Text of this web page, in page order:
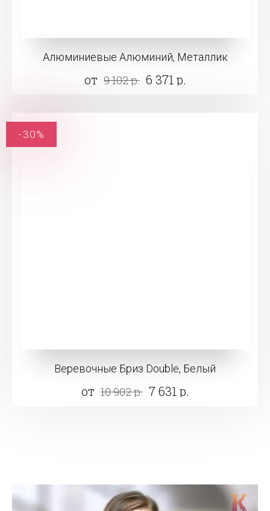
Алюминиевые Алюминий, Металлик
от 9 102 р. 6 371 р.
Веревочные Бриз Double, Белый
от 10 902 р. 7 631 р.
-30%